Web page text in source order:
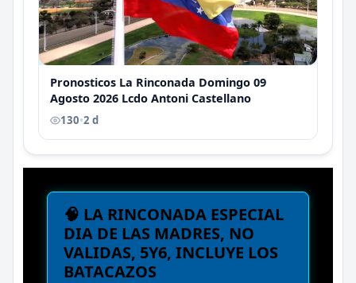
Pronosticos La Rinconada Domingo 09
Agosto 2026 Lcdo Antoni Castellano
130•2 d
🧠 LA RINCONADA ESPECIAL
DIA DE LAS MADRES, NO
VALIDAS, 5Y6, INCLUYE LOS
BATACAZOS